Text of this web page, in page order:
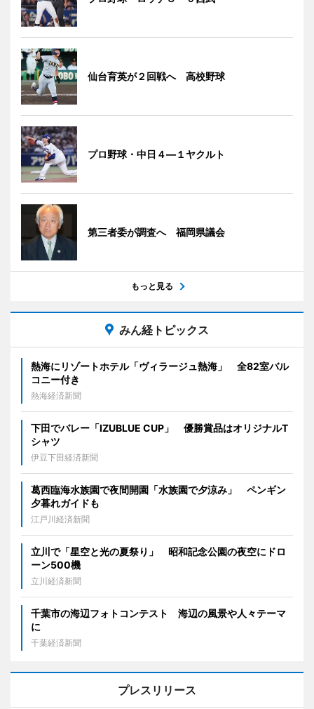
仙台育英が２回戦へ 高校野球
プロ野球・中日４―１ヤクルト
第三者委が調査へ 福岡県議会
もっと見る
みん経トピックス
熱海にリゾートホテル「ヴィラージュ熱海」 全82室バル
コニー付き
熱海経済新聞
下田でバレー「IZUBLUE CUP」 優勝賞品はオリジナルT
シャツ
伊豆下田経済新聞
葛西臨海水族園で夜間開園「水族園で夕涼み」 ペンギン
夕暮れガイドも
江戸川経済新聞
立川で「星空と光の夏祭り」 昭和記念公園の夜空にドロ
ーン500機
立川経済新聞
千葉市の海辺フォトコンテスト 海辺の風景や人々テーマ
に
千葉経済新聞
プレスリリース